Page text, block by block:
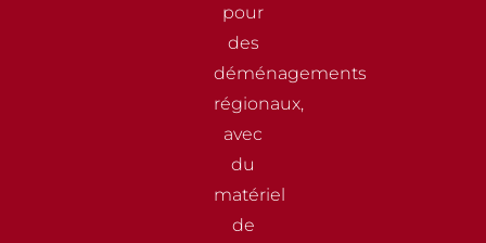
pour
des
déménagements
régionaux,
avec
du
matériel
de